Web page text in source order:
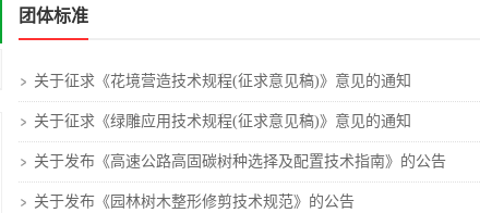
团体标准
关于征求《花境营造技术规程(征求意见稿)》意见的通知
关于征求《绿雕应用技术规程(征求意见稿)》意见的通知
关于发布《高速公路高固碳树种选择及配置技术指南》的公告
关于发布《园林树木整形修剪技术规范》的公告